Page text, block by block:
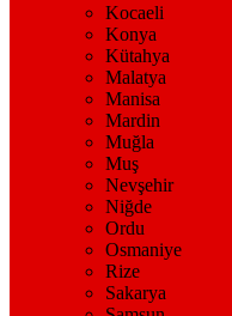
Kocaeli
Konya
Kütahya
Malatya
Manisa
Mardin
Muğla
Muş
Nevşehir
Niğde
Ordu
Osmaniye
Rize
Sakarya